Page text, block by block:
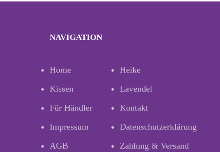
NAVIGATION
Home
Heike
Kissen
Lavendel
Für Händler
Kontakt
Impressum
Datenschutzerklärung
AGB
Zahlung & Versand